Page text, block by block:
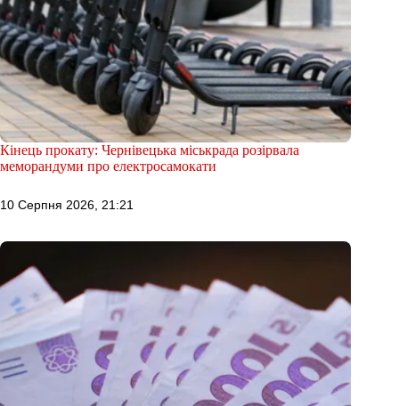
Кінець прокату: Чернівецька міськрада розірвала
меморандуми про електросамокати
10 Серпня 2026, 21:21